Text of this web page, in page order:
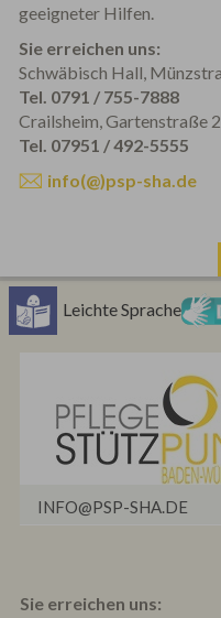
geeigneter Hilfen.
Sie erreichen uns:
Schwäbisch Hall,
Tel. 0791 / 755-7888
Crailsheim, Gartenstraße
Tel. 07951 / 492-5555
info(@)psp-sha.de
INFO@PSP-SHA.DE
Sie erreichen uns:
Leichte Sprache